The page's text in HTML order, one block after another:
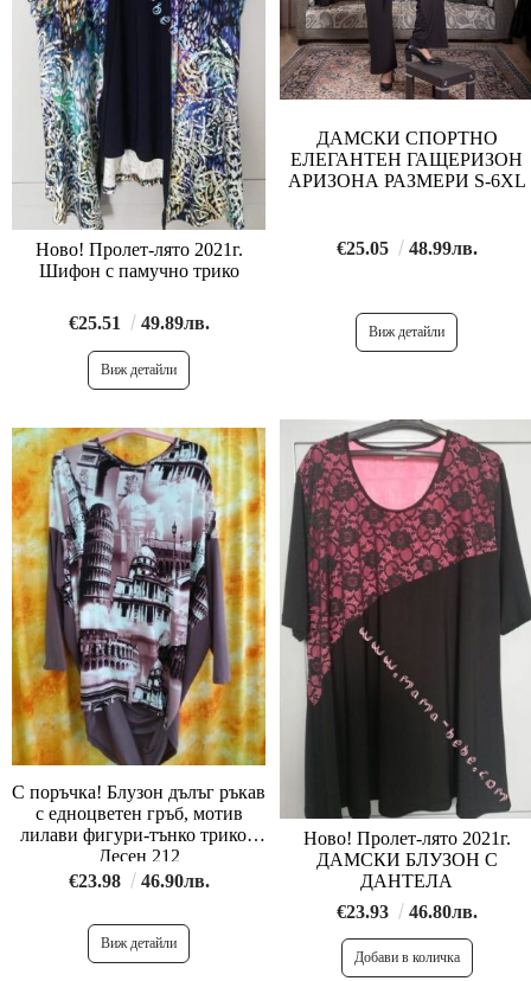
Ново! Пролет-лято 2021г.
Шифон с памучно трико
€25.51 49.89лв.
Виж детайли
ДАМСКИ СПОРТНО
ЕЛЕГАНТЕН ГАЩЕРИЗОН
АРИЗОНА РАЗМЕРИ S-6XL
€25.05 48.99лв.
Виж детайли
С поръчка! Блузон дълъг ръкав
с едноцветен гръб, мотив
лилави фигури-тънко трико -
Десен 212
€23.98
46.90лв.
Виж детайли
Ново! Пролет-лято 2021г.
ДАМСКИ БЛУЗОН С
ДАНТЕЛА
€23.93
46.80лв.